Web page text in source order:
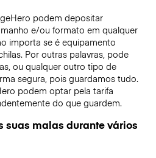
podem depositar
e/ou formato em qualquer
importa se é equipamento
Por outras palavras, pode
ou qualquer outro tipo de
segura, pois guardamos tudo.
podem optar pela tarifa
do que guardem.
suas malas durante vários